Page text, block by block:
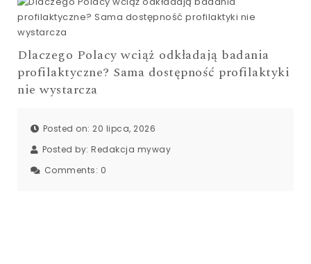
Dlaczego Polacy wciąż odkładają badania
profilaktyczne? Sama dostępność profilaktyki
nie wystarcza
Posted on: 20 lipca, 2026
Posted by: Redakcja myway
Comments: 0